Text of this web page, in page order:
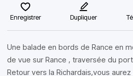
Enregistrer Dupliquer
Une balade en bords de Rance en
de vue sur Rance , traversée du
Retour vers la Richardais,vous